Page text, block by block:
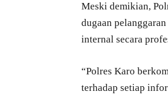
Meski demikian,
dugaan
internal secara
“Polres Karo
terhadap setiap